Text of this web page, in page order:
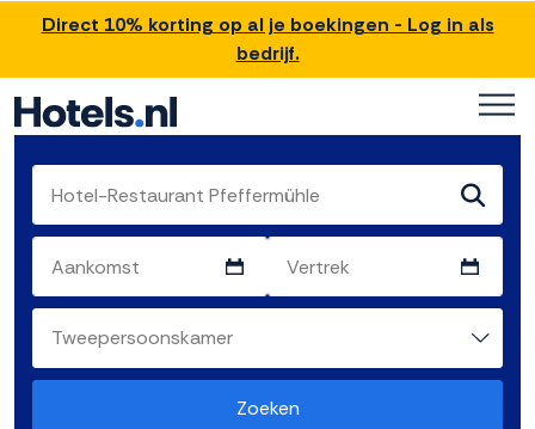
Direct 10% korting op al je boekingen - Log in als
bedrijf.
Zoeken